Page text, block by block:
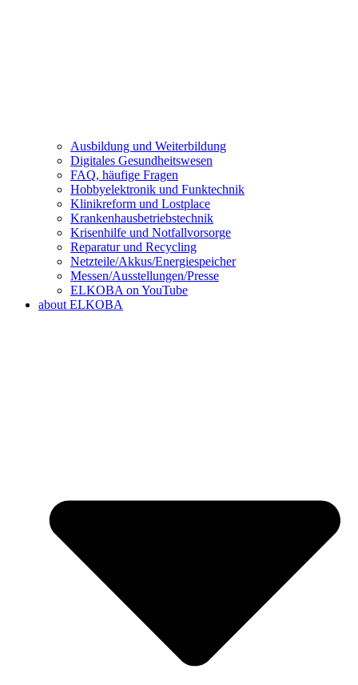
Ausbildung und Weiterbildung
Digitales Gesundheitswesen
FAQ, häufige Fragen
Hobbyelektronik und Funktechnik
Klinikreform und Lostplace
Krankenhausbetriebstechnik
Krisenhilfe und Notfallvorsorge
Reparatur und Recycling
Netzteile/Akkus/Energiespeicher
Messen/Ausstellungen/Presse
ELKOBA on YouTube
about ELKOBA